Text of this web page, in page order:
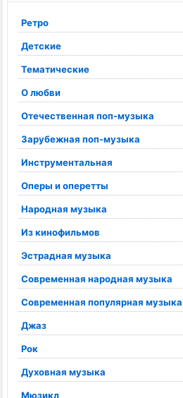
Ретро
Детские
Тематические
О любви
Отечественная поп-музыка
Зарубежная поп-музыка
Инструментальная
Оперы и оперетты
Народная музыка
Из кинофильмов
Эстрадная музыка
Современная народная музыка
Современная популярная музыка
Джаз
Рок
Духовная музыка
Мюзикл